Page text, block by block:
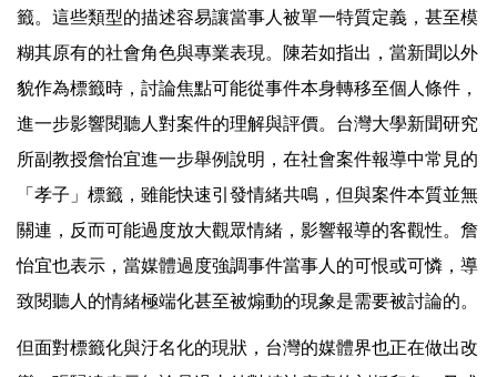
籤。這些類型的描述容易讓當事人被單一特質定義，甚至模
糊其原有的社會角色與專業表現。陳若如指出，當新聞以外
貌作為標籤時，討論焦點可能從事件本身轉移至個人條件，
進一步影響閱聽人對案件的理解與評價。台灣大學新聞研究
所副教授詹怡宜進一步舉例說明，在社會案件報導中常見的
「孝子」標籤，雖能快速引發情緒共鳴，但與案件本質並無
關連，反而可能過度放大觀眾情緒，影響報導的客觀性。詹
怡宜也表示，當媒體過度強調事件當事人的可恨或可憐，導
致閱聽人的情緒極端化甚至被煽動的現象是需要被討論的。
但面對標籤化與汙名化的現狀，台灣的媒體界也正在做出改